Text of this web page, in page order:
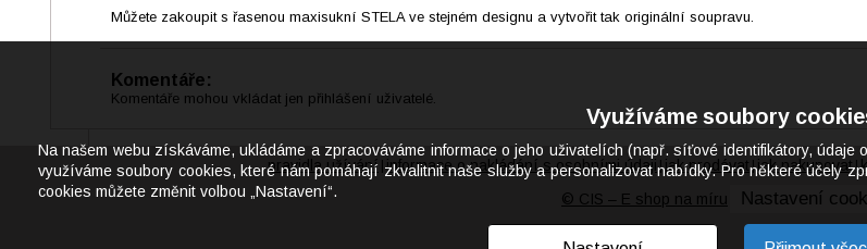
Můžete zakoupit s řasenou maxisukní STELA ve stejném designu a vytvořit tak originální soupravu.
Komentáře:
Komentáře mohou vkládat jen přihlášení uživatelé.
pravidla užívání | informace o nakládání s osobními údaji | jak prodávat | jak nakupovat |
© CIS – E shop na míru
Nastavení
Využíváme soubory
Na našem webu získáváme, ukládáme a zpracováváme informace o jeho uživatelích (např. síťové identifikátory,
využíváme soubory cookies, které nám pomáhají zkvalitnit naše služby a personalizovat nabídky. Pro některé účely
cookies můžete změnit volbou „Nastavení“.